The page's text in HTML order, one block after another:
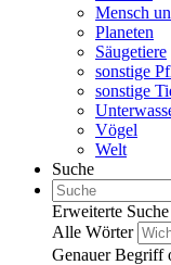
Mensch
Planeten
Säugetiere
sonstige
sonstige
Vögel
Welt
Suche
Erweiterte Suche
Alle Wörter
Genauer Begriff